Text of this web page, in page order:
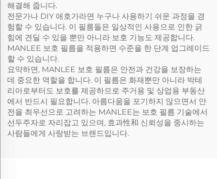
해결해 줍니다.
전문가나 DIY 애호가라면 누구나 사용하기 쉬운 과정을 경
험할 수 있습니다. 이 필름들은 일상적인 사용으로 인한 긁
힘에 견딜 수 있을 뿐만 아니라 보호 기능도 제공합니다.
MANLEE 보호 필름을 적용하면 수준을 한 단계 업그레이드
할 수 있습니다.
요약하면, MANLEE 보호 필름은 안전과 건강을 보장하는
데 중요한 역할을 합니다. 이 필름은 화재뿐만 아니라 박테
리아로부터도 보호를 제공하므로 주거용 및 상업용 부동산
에서 반드시 필요합니다. 아름다움을 포기하지 않으면서 안
전을 최우선으로 고려하는 MANLEE는 보호 필름 기술에서
선두주자로 자리잡고 있으며, 효과性和 신뢰성을 중시하는
사람들에게 사랑받는 브랜드입니다.